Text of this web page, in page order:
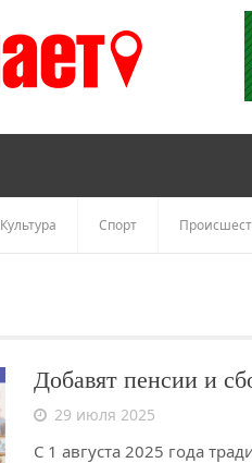
Культура Спорт
Добавят пенсии и
29 июля 2025
С 1 августа 2025 года